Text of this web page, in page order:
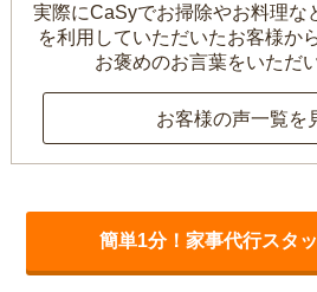
実際にCaSyでお掃除やお料理な
を利用していただいたお客様から
お褒めのお言葉をいただ
お客様の声一覧を
簡単1分！家事代行スタ